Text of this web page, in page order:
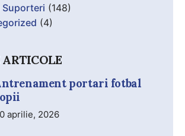
Suporteri (148)
(4)
portari fotbal
aprilie, 2026